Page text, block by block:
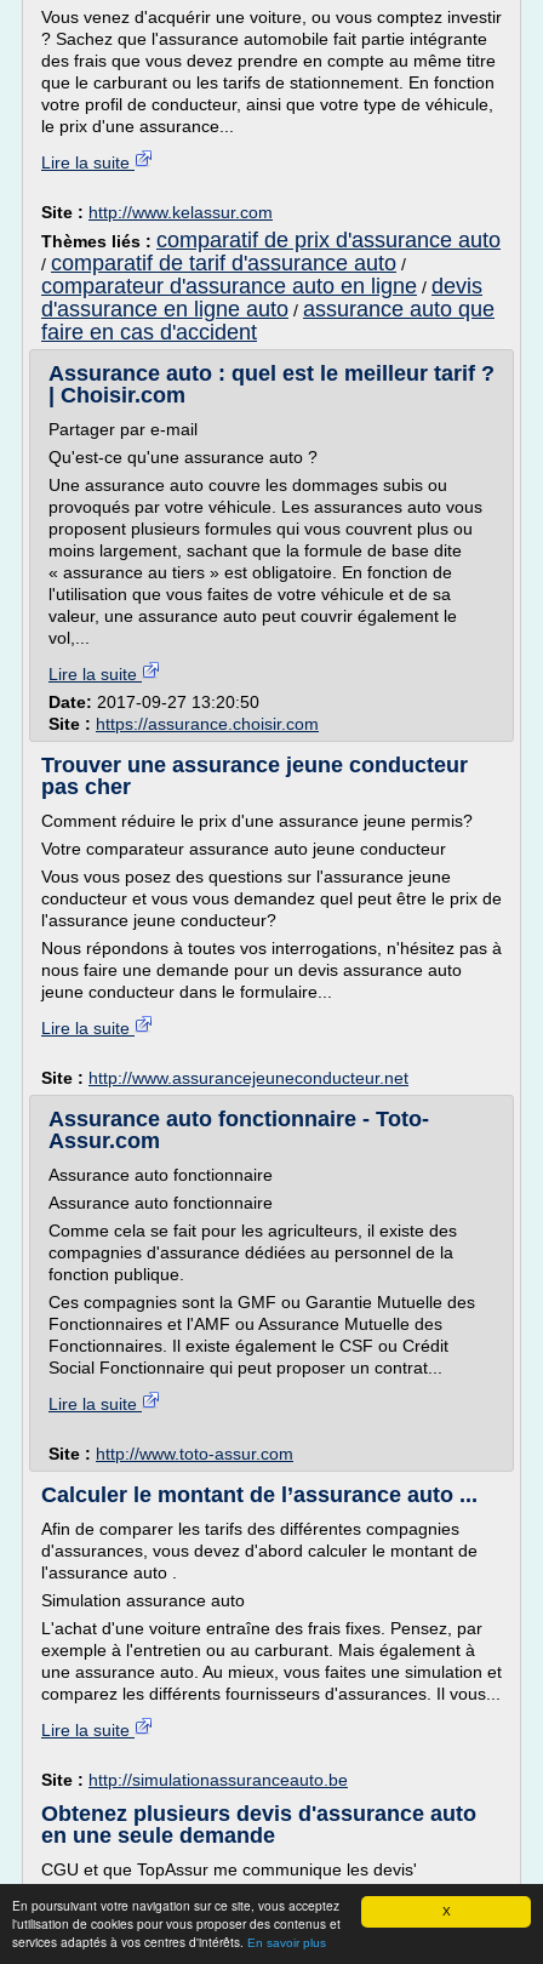
X
En poursuivant votre navigation sur ce site, vous acceptez
l'utilisation de cookies pour vous proposer des contenus et
services adaptés à vos centres d'intérêts. En savoir plus
Vous venez d'acquérir une voiture, ou vous comptez investir
? Sachez que l'assurance automobile fait partie intégrante
des frais que vous devez prendre en compte au même titre
que le carburant ou les tarifs de stationnement. En fonction
votre profil de conducteur, ainsi que votre type de véhicule,
le prix d'une assurance...
Lire la suite
Site : http://www.kelassur.com
Thèmes liés : comparatif de prix d'assurance auto
/ comparatif de tarif d'assurance auto /
comparateur d'assurance auto en ligne / devis
d'assurance en ligne auto / assurance auto que
faire en cas d'accident
Assurance auto : quel est le meilleur tarif ?
| Choisir.com
Partager par e-mail
Qu'est-ce qu'une assurance auto ?
Une assurance auto couvre les dommages subis ou
provoqués par votre véhicule. Les assurances auto vous
proposent plusieurs formules qui vous couvrent plus ou
moins largement, sachant que la formule de base dite
« assurance au tiers » est obligatoire. En fonction de
l'utilisation que vous faites de votre véhicule et de sa
valeur, une assurance auto peut couvrir également le
vol,...
Lire la suite
Date: 2017-09-27 13:20:50
Site : https://assurance.choisir.com
Trouver une assurance jeune conducteur
pas cher
Comment réduire le prix d'une assurance jeune permis?
Votre comparateur assurance auto jeune conducteur
Vous vous posez des questions sur l'assurance jeune
conducteur et vous vous demandez quel peut être le prix de
l'assurance jeune conducteur?
Nous répondons à toutes vos interrogations, n'hésitez pas à
nous faire une demande pour un devis assurance auto
jeune conducteur dans le formulaire...
Lire la suite
Site : http://www.assurancejeuneconducteur.net
Assurance auto fonctionnaire - Toto-
Assur.com
Assurance auto fonctionnaire
Assurance auto fonctionnaire
Comme cela se fait pour les agriculteurs, il existe des
compagnies d'assurance dédiées au personnel de la
fonction publique.
Ces compagnies sont la GMF ou Garantie Mutuelle des
Fonctionnaires et l'AMF ou Assurance Mutuelle des
Fonctionnaires. Il existe également le CSF ou Crédit
Social Fonctionnaire qui peut proposer un contrat...
Lire la suite
Site : http://www.toto-assur.com
Calculer le montant de l’assurance auto ...
Afin de comparer les tarifs des différentes compagnies
d'assurances, vous devez d'abord calculer le montant de
l'assurance auto .
Simulation assurance auto
L'achat d'une voiture entraîne des frais fixes. Pensez, par
exemple à l'entretien ou au carburant. Mais également à
une assurance auto. Au mieux, vous faites une simulation et
comparez les différents fournisseurs d'assurances. Il vous...
Lire la suite
Site : http://simulationassuranceauto.be
Obtenez plusieurs devis d'assurance auto
en une seule demande
CGU et que TopAssur me communique les devis'
J'accepte les CGU et que TopAssur me communique les
devis